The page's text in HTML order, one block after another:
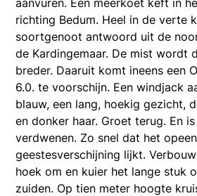
richting Bedum. Heel in de verte
soortgenoot antwoord uit de
de Kardingemaar. De mist wordt
breder. Daaruit komt ineens een
6.0. te voorschijn. Een windjack
blauw, een lang, hoekig gezicht,
en donker haar. Groet terug. En
verdwenen. Zo snel dat het opeen
geestesverschijning lijkt.
hoek om en kuier het lange stuk
zuiden. Op tien meter hoogte